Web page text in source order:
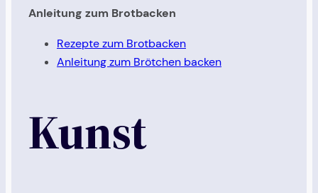
Anleitung zum Brotbacken
Rezepte zum Brotbacken
Anleitung zum Brötchen backen
Kunst